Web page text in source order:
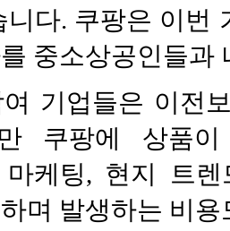
니다. 쿠팡은 이번
중소상공인들과
기업들은 이전
쿠팡에 상품
마케팅, 현지 트
며 발생하는 비